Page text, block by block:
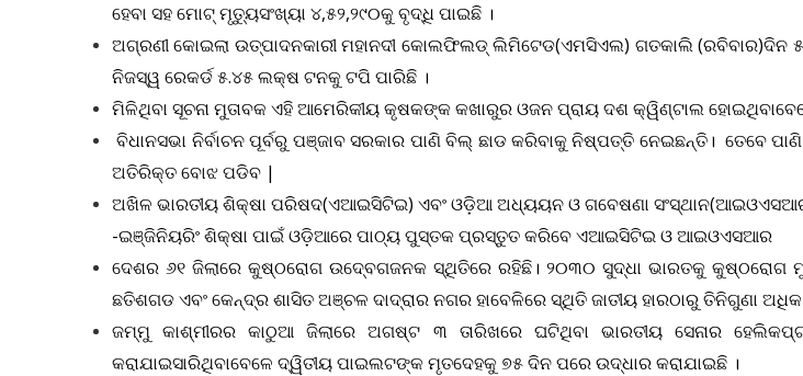
ହେବା ସହ ମୋଟ୍‌ ମୃତ୍ୟୁସଂଖ୍ୟା ୪,୫୨,୨୯୦କୁ ବୃଦ୍ଧି ପାଇଛି ।
ଅଗ୍ରଣୀ କୋଇଲା ଉତ୍ପାଦନକାରୀ ମହାନଦୀ କୋଲଫିଲଡ୍‌ ଲିମିଟେଡ(ଏମସିଏଲ) ଗତକାଲି
ନିଜସ୍ୱ ରେକର୍ଡ ୫.୪୫ ଲକ୍ଷ ଟନକୁ ଟପି ପାରିଛି ।
ମିଳିଥିବା ସୂଚନା ମୁତାବକ ଏହି ଆମେରିକୀୟ କୃଷକଙ୍କ କଖାରୁର ଓଜନ ପ୍ରାୟ ଦଶ କ୍ୱିଣ୍ଟାଲ
ବିଧାନସଭା ନିର୍ବାଚନ ପୂର୍ବରୁ ପଞ୍ଜାବ ସରକାର ପାଣି ବିଲ୍ ଛାଡ କରିବାକୁ ନିଷ୍ପତ୍ତି ନେଇଛନ୍ତି।
ଅତିରିକ୍ତ ବୋଝ ପଡିବ |
ଅଖିଳ ଭାରତୀୟ ଶିକ୍ଷା ପରିଷଦ(ଏଆଇସିଟିଇ) ଏବଂ ଓଡ଼ିଆ ଅଧ୍ୟୟନ ଓ ଗବେଷଣା
-ଇଞ୍ଜିନିୟରିଂ ଶିକ୍ଷା ପାଇଁ ଓଡ଼ିଆରେ ପାଠ୍ୟ ପୁସ୍ତକ ପ୍ରସ୍ତୁତ କରିବେ ଏଆଇସିଟିଇ ଓ ଆଇଓଏସଆର
ଦେଶର ୬୧ ଜିଲାରେ କୁଷ୍ଠରୋଗ ଉଦ୍‍ବେଗଜନକ ସ୍ଥିତିରେ ରହିଛି। ୨୦୩୦ ସୁଦ୍ଧା ଭାରତକୁ
ଛତିଶଗଡ ଏବଂ କେନ୍ଦ୍ର ଶାସିତ ଅଞ୍ଚଳ ଦାଦ୍ରାର ନଗର ହାବେଳିରେ ସ୍ଥିତି ଜାତୀୟ ହାରଠାରୁ ତିନିଗୁଣା
ଜମ୍ମୁ କାଶ୍ମୀରର କାଠୁଆ ଜିଲାରେ ଅଗଷ୍ଟ ୩ ତାରିଖରେ ଘଟିଥିବା ଭାରତୀୟ ସେନାର
କରାଯାଇସାରିଥିବାବେଳେ ଦ୍ୱିତୀୟ ପାଇଲଟଙ୍କ ମୃତଦେହକୁ ୭୫ ଦିନ ପରେ ଉଦ୍ଧାର କରାଯାଇଛି ।